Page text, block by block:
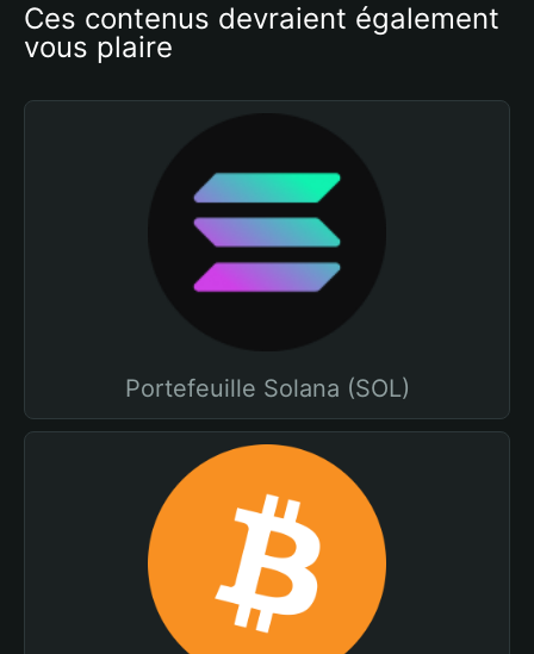
Ces contenus devraient également
vous plaire
Portefeuille Solana (SOL)